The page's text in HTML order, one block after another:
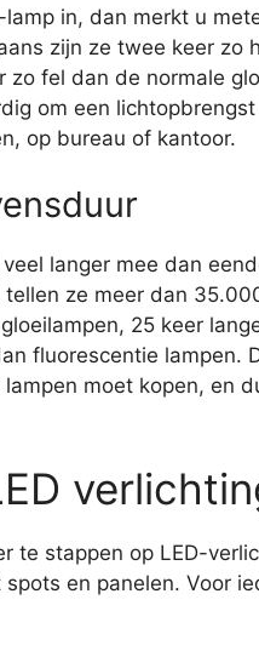
lamp in, dan merkt u
zijn ze twee keer zo
zo fel dan de normale
om een lichtopbrengst
op bureau of kantoor.
langer mee dan
ze meer dan
25 keer
fluorescentie lampen.
moet kopen, en
te stappen op LED-
en panelen. Voor